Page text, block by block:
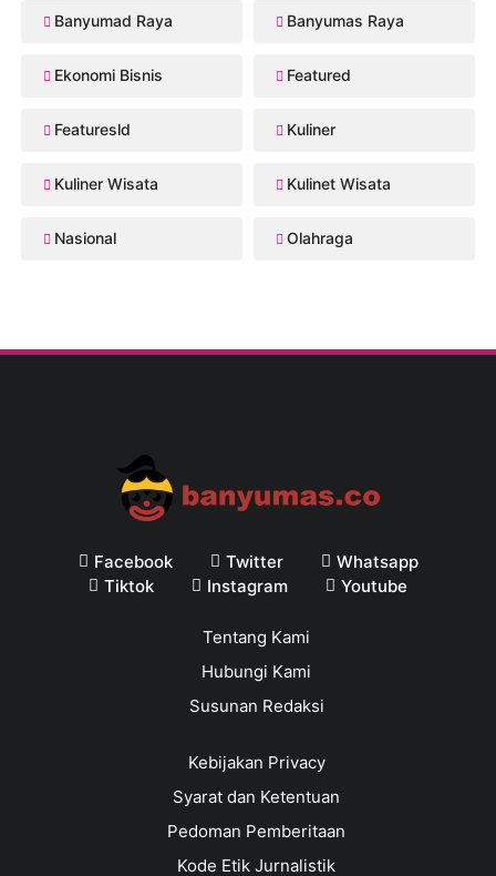
Banyumad Raya Banyumas Raya
Ekonomi Bisnis Featured
Featuresld Kuliner
Kuliner Wisata Kulinet Wisata
Nasional Olahraga
Facebook Twitter
Whatsapp
Tiktok
Instagram Youtube
Tentang Kami
Hubungi Kami
Susunan Redaksi
Kebijakan Privacy
Syarat dan Ketentuan
Pedoman Pemberitaan
Kode Etik Jurnalistik